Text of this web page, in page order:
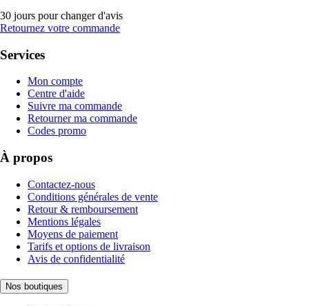
30 jours pour changer d'avis
Retournez votre commande
Services
Mon compte
Centre d'aide
Suivre ma commande
Retourner ma commande
Codes promo
À propos
Contactez-nous
Conditions générales de vente
Retour & remboursement
Mentions légales
Moyens de paiement
Tarifs et options de livraison
Avis de confidentialité
Nos boutiques